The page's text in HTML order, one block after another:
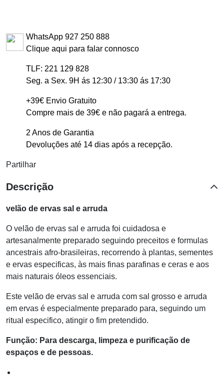
WhatsApp 927 250 888
Clique aqui para falar connosco
TLF: 221 129 828
Seg. a Sex. 9H ás 12:30 / 13:30 ás 17:30
+39€ Envio Gratuito
Compre mais de 39€ e não pagará a entrega.
2 Anos de Garantia
Devoluções até 14 dias após a recepção.
Partilhar
Descrição
velão de ervas sal e arruda
O velão de ervas sal e arruda foi cuidadosa e
artesanalmente preparado seguindo preceitos e formulas
ancestrais afro-brasileiras, recorrendo à plantas, sementes
e ervas especificas, às mais finas parafinas e ceras e aos
mais naturais óleos essenciais.
Este velão de ervas sal e arruda com sal grosso e arruda
em ervas é especialmente preparado para, seguindo um
ritual especifico, atingir o fim pretendido.
Função: Para descarga, limpeza e purificação de
espaços e de pessoas.